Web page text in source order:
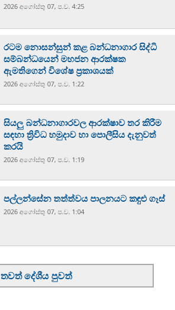
2026 අගෝස්‍තු 07, ප.ව. 4:25
රටම නොසන්සුන් කළ බන්ධනාගාර සිද්ධි
සම්බන්ධයෙන් මහජන ආරක්ෂක
ඇමතිගෙන් විශේෂ ප්‍රකාශයක්
2026 අගෝස්‍තු 07, ප.ව. 1:22
සියලු බන්ධනාගාරවල ආරක්ෂාව තර කිරීම
සඳහා ත්‍රිවිධ හමුදාව හා පොලීසිය දැනුවත්
කරයි
2026 අගෝස්‍තු 07, ප.ව. 1:19
පල්ලන්සේන තත්ත්වය පාලනයට කඳුළු ගෑස්
2026 අගෝස්‍තු 07, ප.ව. 1:04
තවත් දේශීය පුවත්